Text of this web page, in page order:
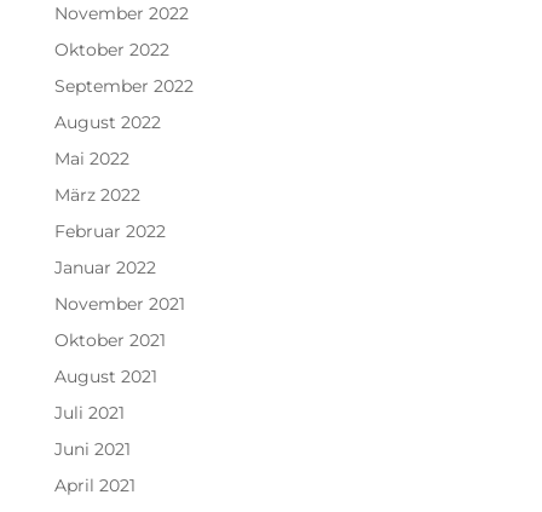
November 2022
Oktober 2022
September 2022
August 2022
Mai 2022
März 2022
Februar 2022
Januar 2022
November 2021
Oktober 2021
August 2021
Juli 2021
Juni 2021
April 2021